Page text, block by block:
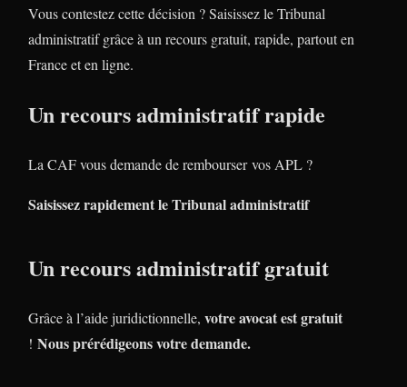
Vous contestez cette décision ? Saisissez le Tribunal
administratif grâce à un recours gratuit, rapide, partout en
France et en ligne.
Un recours administratif rapide
La CAF vous demande de rembourser vos APL ?
Saisissez rapidement le Tribunal administratif
Un recours administratif gratuit
Grâce à l’aide juridictionnelle, votre avocat est gratuit
! Nous prérédigeons votre demande.